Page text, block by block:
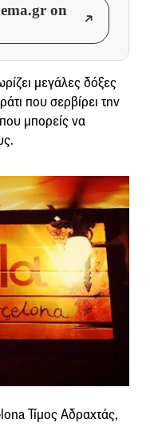
on
μεγάλες δόξες
που σερβίρει την
μπορείς να
Τίμος Αδραχτάς,